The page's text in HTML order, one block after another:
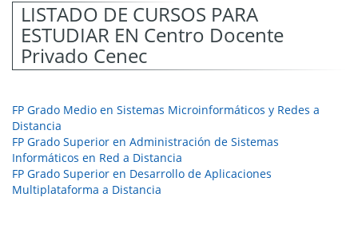
LISTADO DE CURSOS PARA
ESTUDIAR EN Centro Docente
Privado Cenec
FP Grado Medio en Sistemas Microinformáticos y Redes a
Distancia
FP Grado Superior en Administración de Sistemas
Informáticos en Red a Distancia
FP Grado Superior en Desarrollo de Aplicaciones
Multiplataforma a Distancia